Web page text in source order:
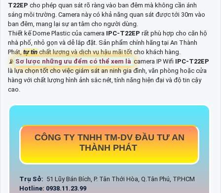
T22EP cho phép quan sát rõ ràng vào ban đêm mà không cần ánh
sáng môi trường. Camera này có khả năng quan sát được tới 30m vào
ban đêm, mang lại sự an tâm cho người dùng.
Thiết kế Dome Plastic của camera IPC-T22EP rất phù hợp cho căn hộ
nhà phố, nhỏ gọn và dễ lắp đặt. Sản phẩm chính hãng tại An Thành
Phát,tự tinchất lượng và dịch vụ hậu mãi tốt cho khách hàng.
📡 Sơ lược những ưu đểm có thể xem là camera IP Wifi IPC-T22EP
là lựa chọn tốt cho việc giám sát an ninh gia đình, văn phòng hoặc cửa
hàng với chất lượng hình ảnh sắc nét, tính năng hiện đại và độ tin cậy
cao.
CÔNG TY TNHH TM-DV ĐẦU TƯ AN
THÀNH PHÁT
Trụ Sở: 51 Lũy Bán Bích, P. Tân Thới Hòa, Q.Tân Phú, TP.HCM
Hotline: 0938.11.23.99